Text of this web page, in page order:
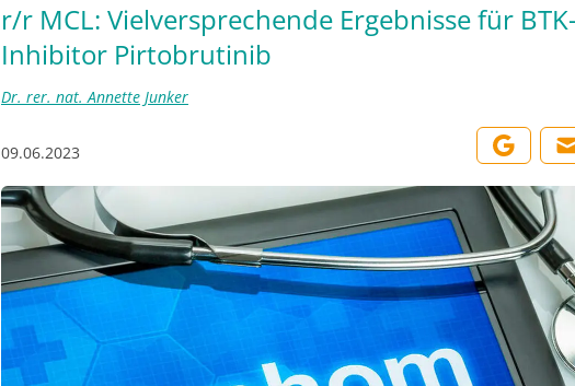
r/r MCL: Vielversprechende Ergebnisse für BTK-
Inhibitor Pirtobrutinib
Dr. rer. nat. Annette Junker
09.06.2023